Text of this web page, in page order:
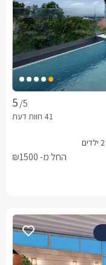
/5
החל מ- ₪1500